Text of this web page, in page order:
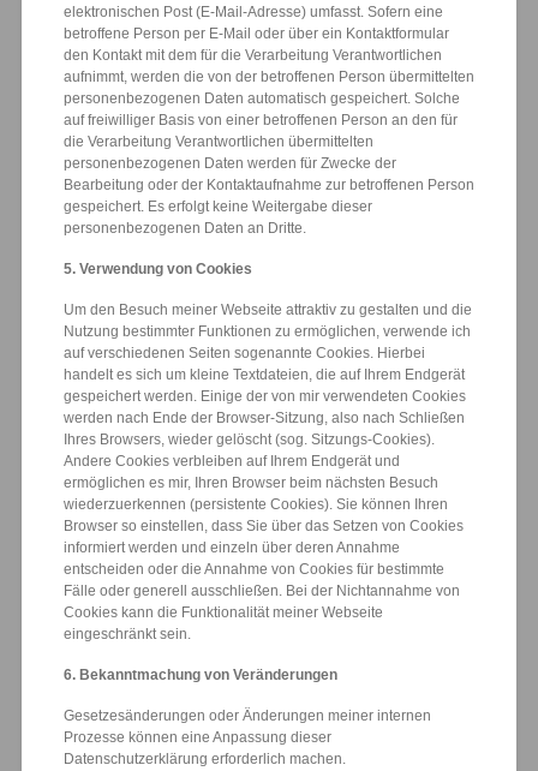
elektronischen Post (E-Mail-Adresse) umfasst. Sofern eine
betroffene Person per E-Mail oder über ein Kontaktformular
den Kontakt mit dem für die Verarbeitung Verantwortlichen
aufnimmt, werden die von der betroffenen Person übermittelten
personenbezogenen Daten automatisch gespeichert. Solche
auf freiwilliger Basis von einer betroffenen Person an den für
die Verarbeitung Verantwortlichen übermittelten
personenbezogenen Daten werden für Zwecke der
Bearbeitung oder der Kontaktaufnahme zur betroffenen Person
gespeichert. Es erfolgt keine Weitergabe dieser
personenbezogenen Daten an Dritte.
5. Verwendung von Cookies
Um den Besuch meiner Webseite attraktiv zu gestalten und die
Nutzung bestimmter Funktionen zu ermöglichen, verwende ich
auf verschiedenen Seiten sogenannte Cookies. Hierbei
handelt es sich um kleine Textdateien, die auf Ihrem Endgerät
gespeichert werden. Einige der von mir verwendeten Cookies
werden nach Ende der Browser-Sitzung, also nach Schließen
Ihres Browsers, wieder gelöscht (sog. Sitzungs-Cookies).
Andere Cookies verbleiben auf Ihrem Endgerät und
ermöglichen es mir, Ihren Browser beim nächsten Besuch
wiederzuerkennen (persistente Cookies). Sie können Ihren
Browser so einstellen, dass Sie über das Setzen von Cookies
informiert werden und einzeln über deren Annahme
entscheiden oder die Annahme von Cookies für bestimmte
Fälle oder generell ausschließen. Bei der Nichtannahme von
Cookies kann die Funktionalität meiner Webseite
eingeschränkt sein.
6. Bekanntmachung von Veränderungen
Gesetzesänderungen oder Änderungen meiner internen
Prozesse können eine Anpassung dieser
Datenschutzerklärung erforderlich machen.